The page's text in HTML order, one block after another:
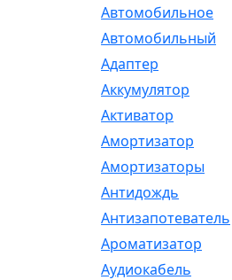
Автомобильное
Автомобильный
Адаптер
Аккумулятор
Активатор
Амортизатор
Амортизаторы
Антидождь
Антизапотеватель
Ароматизатор
Аудиокабель